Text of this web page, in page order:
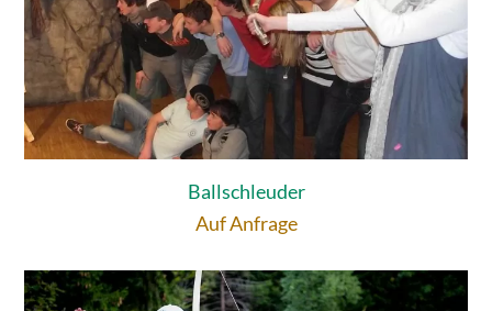
Ballschleuder
Auf Anfrage